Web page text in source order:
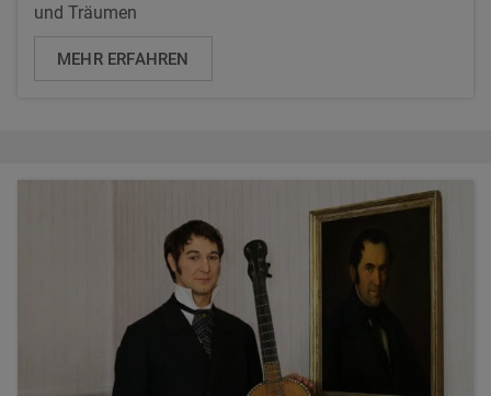
und Träumen
MEHR ERFAHREN